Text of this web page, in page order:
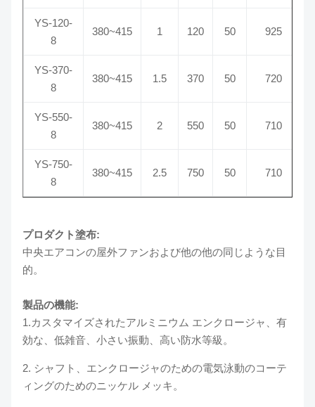
YS-120-
8
380~415 1 120 50 925
YS-370-
8
380~415 1.5 370 50 720
YS-550-
8
380~415 2 550 50 710
YS-750-
8
380~415 2.5 750 50 710
プロダクト塗布:
中央エアコンの屋外ファンおよび他の他の同じような目
的。
製品の機能:
1.カスタマイズされたアルミニウム エンクロージャ、有
効な、低雑音、小さい振動、高い防水等級。
2. シャフト、エンクロージャのための電気泳動のコーテ
ィングのためのニッケル メッキ。